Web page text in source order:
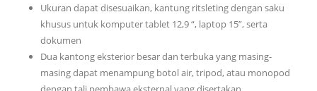
Ukuran dapat disesuaikan, kantung ritsleting dengan saku
khusus untuk komputer tablet 12,9 “, laptop 15”, serta
dokumen
Dua kantong eksterior besar dan terbuka yang masing-
masing dapat menampung botol air, tripod, atau monopod